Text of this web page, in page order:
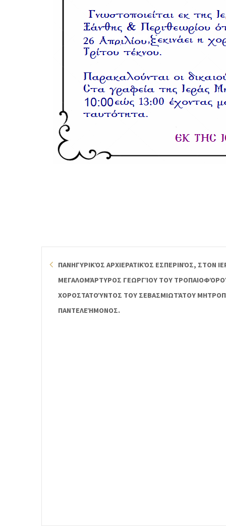
ΠΑΝΗΓΥΡΙΚΌΣ ΑΡΧΙΕΡΑΤΙΚΌΣ ΕΣΠΕΡΙΝΌΣ, ΣΤΟΝ
ΜΕΓΑΛΟΜΆΡΤΥΡΟΣ ΓΕΩΡΓΊΟΥ ΤΟΥ
ΧΟΡΟΣΤΑΤΟΎΝΤΟΣ ΤΟΥ ΣΕΒΑΣΜΙΩΤΆΤΟΥ
ΠΑΝΤΕΛΕΉΜΟΝΟΣ.